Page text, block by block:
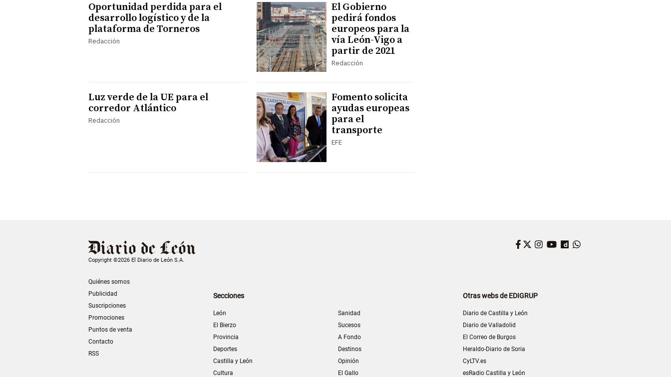
Oportunidad perdida para el
desarrollo logístico y de la
plataforma de Torneros
Redacción
El Gobierno
pedirá fondos
europeos para la
vía León-Vigo a
partir de 2021
Redacción
Luz verde de la UE para el
corredor Atlántico
Redacción
Fomento solicita
ayudas europeas
para el
transporte
EFE
Copyright ©2026 El Diario de León S.A.
Quiénes somos
Publicidad
Suscripciones
Promociones
Puntos de venta
Contacto
RSS
Facebook
Twitter
Instagram
YouTube
Dailymotion
Secciones
León
El Bierzo
Provincia
Deportes
Castilla y León
Cultura
Sanidad
Sucesos
A Fondo
Destinos
Opinión
El Gallo
Otras webs de EDIGRUP
Diario de Castilla y León
Diario de Valladolid
El Correo de Burgos
Heraldo-Diario de Soria
CyLTV.es
esRadio Castilla y León